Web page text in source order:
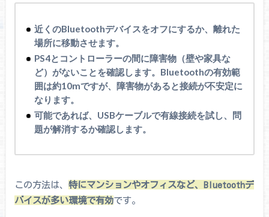
近くのBluetoothデバイスをオフにするか、離れた
場所に移動させます。
PS4とコントローラーの間に障害物（壁や家具な
ど）がないことを確認します。Bluetoothの有効範
囲は約10mですが、障害物があると接続が不安定に
なります。
可能であれば、USBケーブルで有線接続を試し、問
題が解消するか確認します。
この方法は、 特にマンションやオフィスなど、Bluetoothデ
バイスが多い環境で有効です。